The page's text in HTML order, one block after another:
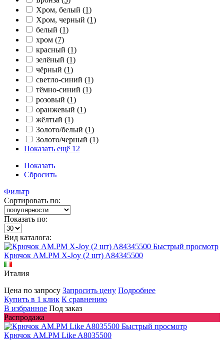
Хром, белый (1)
Хром, черный (1)
белый (1)
хром (7)
красный (1)
зелёный (1)
чёрный (1)
светло-синий (1)
тёмно-синий (1)
розовый (1)
оранжевый (1)
жёлтый (1)
Золото/белый (1)
Золото/черный (1)
Показать ещё 12
Показать
Сбросить
Фильтр
Сортировать по:
Показать по:
Вид каталога:
Быстрый просмотр
Крючок AM.PM X-Joy (2 шт) A84345500
Италия
Цена по запросу Запросить цену Подробнее
Купить в 1 клик К сравнению
В избранное Под заказ
Распродажа
Быстрый просмотр
Крючок AM.PM Like A8035500